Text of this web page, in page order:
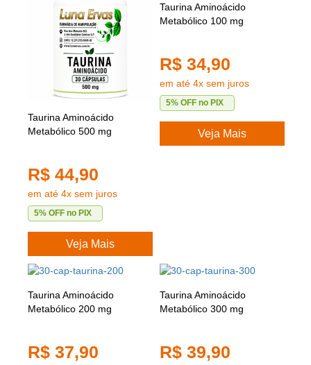
Taurina Aminoácido
Metabólico 500 mg
R$ 44,90
em até 4x sem juros
5% OFF no PIX
Veja Mais
Taurina Aminoácido
Metabólico 100 mg
R$ 34,90
em até 4x sem juros
5% OFF no PIX
Veja Mais
Taurina Aminoácido
Metabólico 200 mg
R$ 37,90
Taurina Aminoácido
Metabólico 300 mg
R$ 39,90